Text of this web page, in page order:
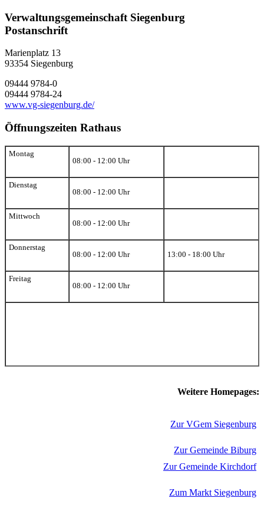
Verwaltungsgemeinschaft Siegenburg
Postanschrift
Marienplatz 13
93354 Siegenburg
09444 9784-0
09444 9784-24
www.vg-siegenburg.de/
Öffnungszeiten Rathaus
Montag
08:00 - 12:00 Uhr
Dienstag
08:00 - 12:00 Uhr
Mittwoch
08:00 - 12:00 Uhr
Donnerstag
08:00 - 12:00 Uhr
13:00 - 18:00 Uhr
Freitag
08:00 - 12:00 Uhr
Weitere Homepages:
Zur VGem Siegenburg
Zur Gemeinde Biburg
Zur Gemeinde Kirchdorf
Zum Markt Siegenburg